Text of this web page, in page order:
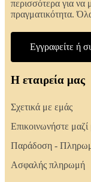
περισσότερα για να
πραγματικότητα.
Εγγραφείτε ή
Η εταιρεία μας
Σχετικά με εμάς
Επικοινωνήστε μαζί
Παράδοση -
Ασφαλής πληρωμή